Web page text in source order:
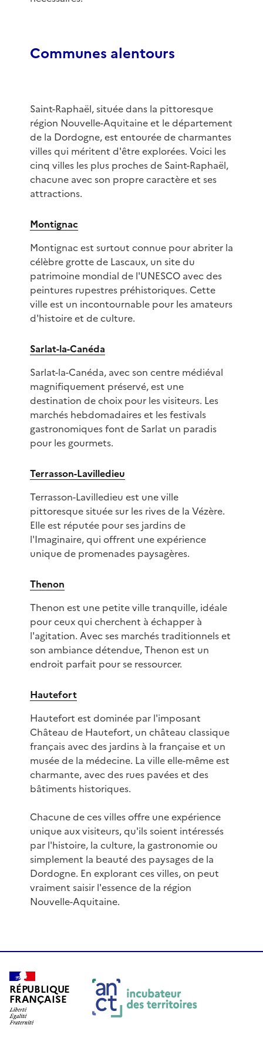
Communes alentours
Saint-Raphaël, située dans la pittoresque
région Nouvelle-Aquitaine et le département
de la Dordogne, est entourée de charmantes
villes qui méritent d'être explorées. Voici les
cinq villes les plus proches de Saint-Raphaël,
chacune avec son propre caractère et ses
attractions.
Montignac
Montignac est surtout connue pour abriter la
célèbre grotte de Lascaux, un site du
patrimoine mondial de l'UNESCO avec des
peintures rupestres préhistoriques. Cette
ville est un incontournable pour les amateurs
d'histoire et de culture.
Sarlat-la-Canéda
Sarlat-la-Canéda, avec son centre médiéval
magnifiquement préservé, est une
destination de choix pour les visiteurs. Les
marchés hebdomadaires et les festivals
gastronomiques font de Sarlat un paradis
pour les gourmets.
Terrasson-Lavilledieu
Terrasson-Lavilledieu est une ville
pittoresque située sur les rives de la Vézère.
Elle est réputée pour ses jardins de
l'Imaginaire, qui offrent une expérience
unique de promenades paysagères.
Thenon
Thenon est une petite ville tranquille, idéale
pour ceux qui cherchent à échapper à
l'agitation. Avec ses marchés traditionnels et
son ambiance détendue, Thenon est un
endroit parfait pour se ressourcer.
Hautefort
Hautefort est dominée par l'imposant
Château de Hautefort, un château classique
français avec des jardins à la française et un
musée de la médecine. La ville elle-même est
charmante, avec des rues pavées et des
bâtiments historiques.
Chacune de ces villes offre une expérience
unique aux visiteurs, qu'ils soient intéressés
par l'histoire, la culture, la gastronomie ou
simplement la beauté des paysages de la
Dordogne. En explorant ces villes, on peut
vraiment saisir l'essence de la région
Nouvelle-Aquitaine.
RÉPUBLIQUE
FRANÇAISE